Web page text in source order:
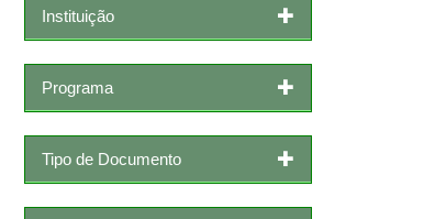
Instituição
Programa
Tipo de Documento